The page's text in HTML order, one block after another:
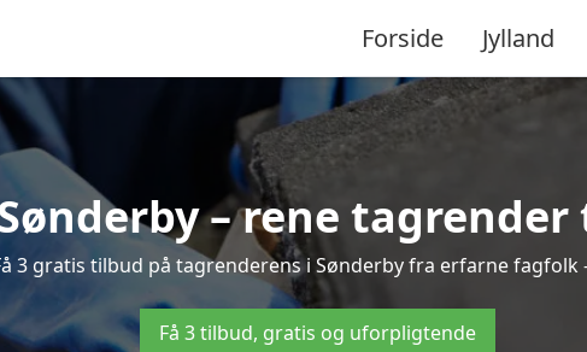
Forside Jylland
– rene
3 gratis tilbud på tagrenderens i Sønderby fra erfarne
Få 3 tilbud, gratis og uforpligtende